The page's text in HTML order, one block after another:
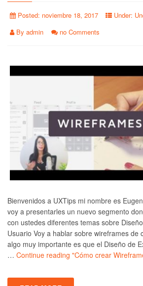
Posted: noviembre 18, 2017 Under:
By admin no Comments
Bienvenidos a UXTips mi nombre es
voy a presentarles un nuevo segmento
con ustedes diferentes temas sobre
Usuario Voy a hablar sobre wireframes de
algo muy importante es que el Diseño de
… Continue reading "Cómo crear